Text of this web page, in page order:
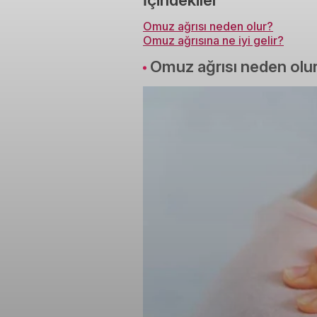
Omuz ağrısı neden olur?
Omuz ağrısına ne iyi gelir?
Omuz ağrısı neden